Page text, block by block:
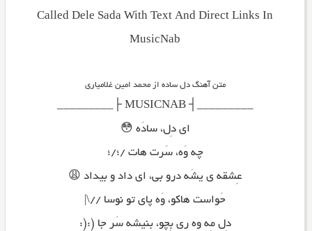
Called Dele Sada With Text And Direct Links In
MusicNab
متن آهنگ دل ساده از محمد امین غلامیاری
_________┤ MUSICNAB ├_________
ای دِل، سادَه 😳
چه وَه، سَرت هات /؛/؛
عِشقه ی یشَه درو بی، ای داد و بیداد 😩
حَواست هاکو، وَه پای تو نوسا //\|
دِل مِه وه ری بِچو، بنیشه سَر جا (:(: